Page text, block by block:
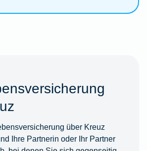
über Kreuz
Ihre Partnerin oder Ihr Partner